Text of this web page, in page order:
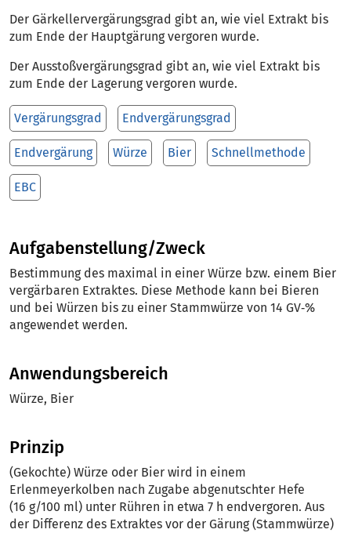
Der Gärkellervergärungsgrad gibt an, wie viel Extrakt bis
zum Ende der Hauptgärung vergoren wurde.
Der Ausstoßvergärungsgrad gibt an, wie viel Extrakt bis
zum Ende der Lagerung vergoren wurde.
Vergärungsgrad Endvergärungsgrad
Endvergärung Würze Bier Schnellmethode
EBC
Aufgabenstellung/Zweck
Bestimmung des maximal in einer Würze bzw. einem Bier
vergärbaren Extraktes. Diese Methode kann bei Bieren
und bei Würzen bis zu einer Stammwürze von 14 GV‑%
angewendet werden.
Anwendungsbereich
Würze, Bier
Prinzip
(Gekochte) Würze oder Bier wird in einem
Erlenmeyerkolben nach Zugabe abgenutschter Hefe
(16 g/100 ml) unter Rühren in etwa 7 h endvergoren. Aus
der Differenz des Extraktes vor der Gärung (Stammwürze)